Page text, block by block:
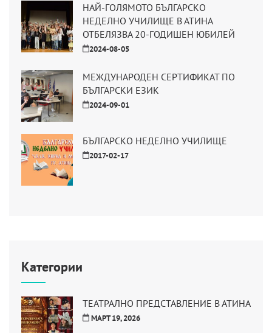
НАЙ-ГОЛЯМОТО БЪЛГАРСКО
НЕДЕЛНО УЧИЛИЩЕ В АТИНА
ОТБЕЛЯЗВА 20-ГОДИШЕН ЮБИЛЕЙ
2024-08-05
МЕЖДУНАРОДЕН СЕРТИФИКАТ ПО
БЪЛГАРСКИ ЕЗИК
2024-09-01
БЪЛГАРСКО НЕДЕЛНО УЧИЛИЩЕ
2017-02-17
Категории
ТЕАТРАЛНО ПРЕДСТАВЛЕНИЕ В АТИНА
МАРТ 19, 2026